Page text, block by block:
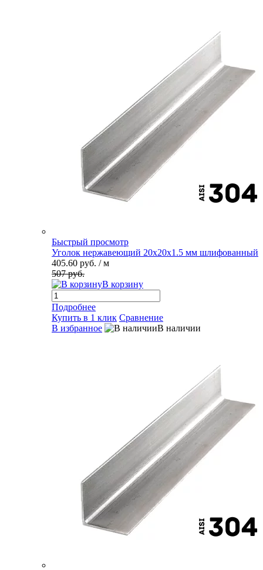
Быстрый просмотр
Уголок нержавеющий 20х20х1.5 мм шлифованный
405.60 руб. / м
507 руб.
В корзину
Подробнее
Купить в 1 клик Сравнение
В избранное
В наличии